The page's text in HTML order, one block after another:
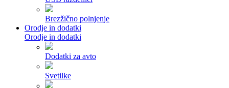
Brezžično polnjenje
Orodje in dodatki
Orodje in dodatki
Dodatki za avto
Svetilke